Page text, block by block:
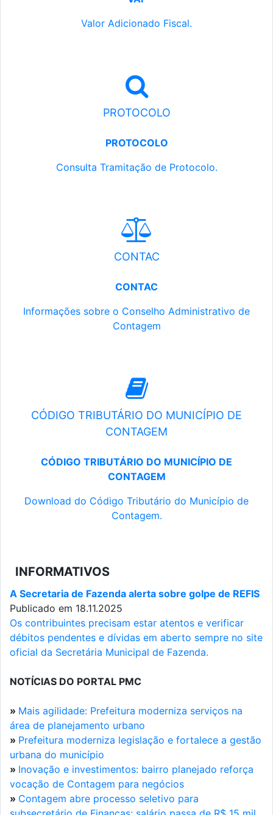
Valor Adicionado Fiscal.
PROTOCOLO
PROTOCOLO
Consulta Tramitação de Protocolo.
CONTAC
CONTAC
Informações sobre o Conselho Administrativo de
Contagem
CÓDIGO TRIBUTÁRIO DO MUNICÍPIO DE
CONTAGEM
CÓDIGO TRIBUTÁRIO DO MUNICÍPIO DE
CONTAGEM
Download do Código Tributário do Município de
Contagem.
INFORMATIVOS
A Secretaria de Fazenda alerta sobre golpe de REFIS
Publicado em 18.11.2025
Os contribuintes precisam estar atentos e verificar
débitos pendentes e dívidas em aberto sempre no site
oficial da Secretária Municipal de Fazenda.
NOTÍCIAS DO PORTAL PMC
» Mais agilidade: Prefeitura moderniza serviços na
área de planejamento urbano
» Prefeitura moderniza legislação e fortalece a gestão
urbana do município
» Inovação e investimentos: bairro planejado reforça
vocação de Contagem para negócios
» Contagem abre processo seletivo para